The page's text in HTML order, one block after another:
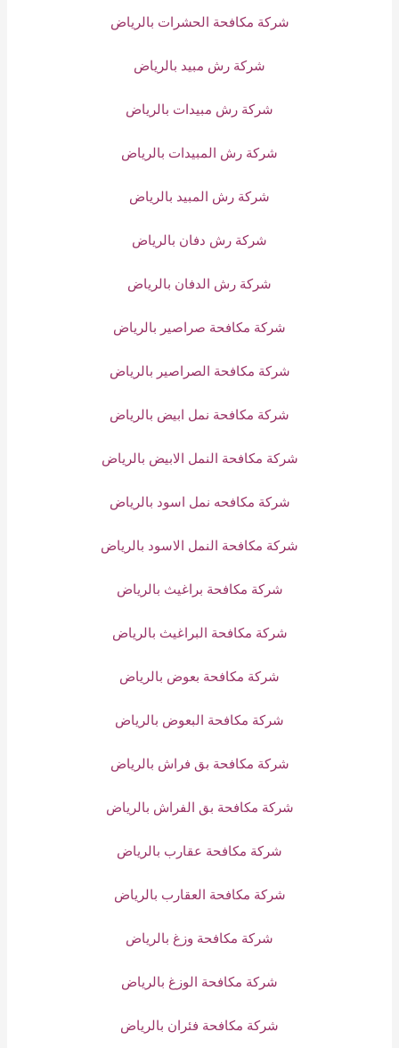
شركة مكافحة الحشرات بالرياض
شركة رش مبيد بالرياض
شركة رش مبيدات بالرياض
شركة رش المبيدات بالرياض
شركة رش المبيد بالرياض
شركة رش دفان بالرياض
شركة رش الدفان بالرياض
شركة مكافحة صراصير بالرياض
شركة مكافحة الصراصير بالرياض
شركة مكافحة نمل ابيض بالرياض
شركة مكافحة النمل الابيض بالرياض
شركة مكافحه نمل اسود بالرياض
شركة مكافحة النمل الاسود بالرياض
شركة مكافحة براغيث بالرياض
شركة مكافحة البراغيث بالرياض
شركة مكافحة بعوض بالرياض
شركة مكافحة البعوض بالرياض
شركة مكافحة بق فراش بالرياض
شركة مكافحة بق الفراش بالرياض
شركة مكافحة عقارب بالرياض
شركة مكافحة العقارب بالرياض
شركة مكافحة وزغ بالرياض
شركة مكافحة الوزغ بالرياض
شركة مكافحة فئران بالرياض